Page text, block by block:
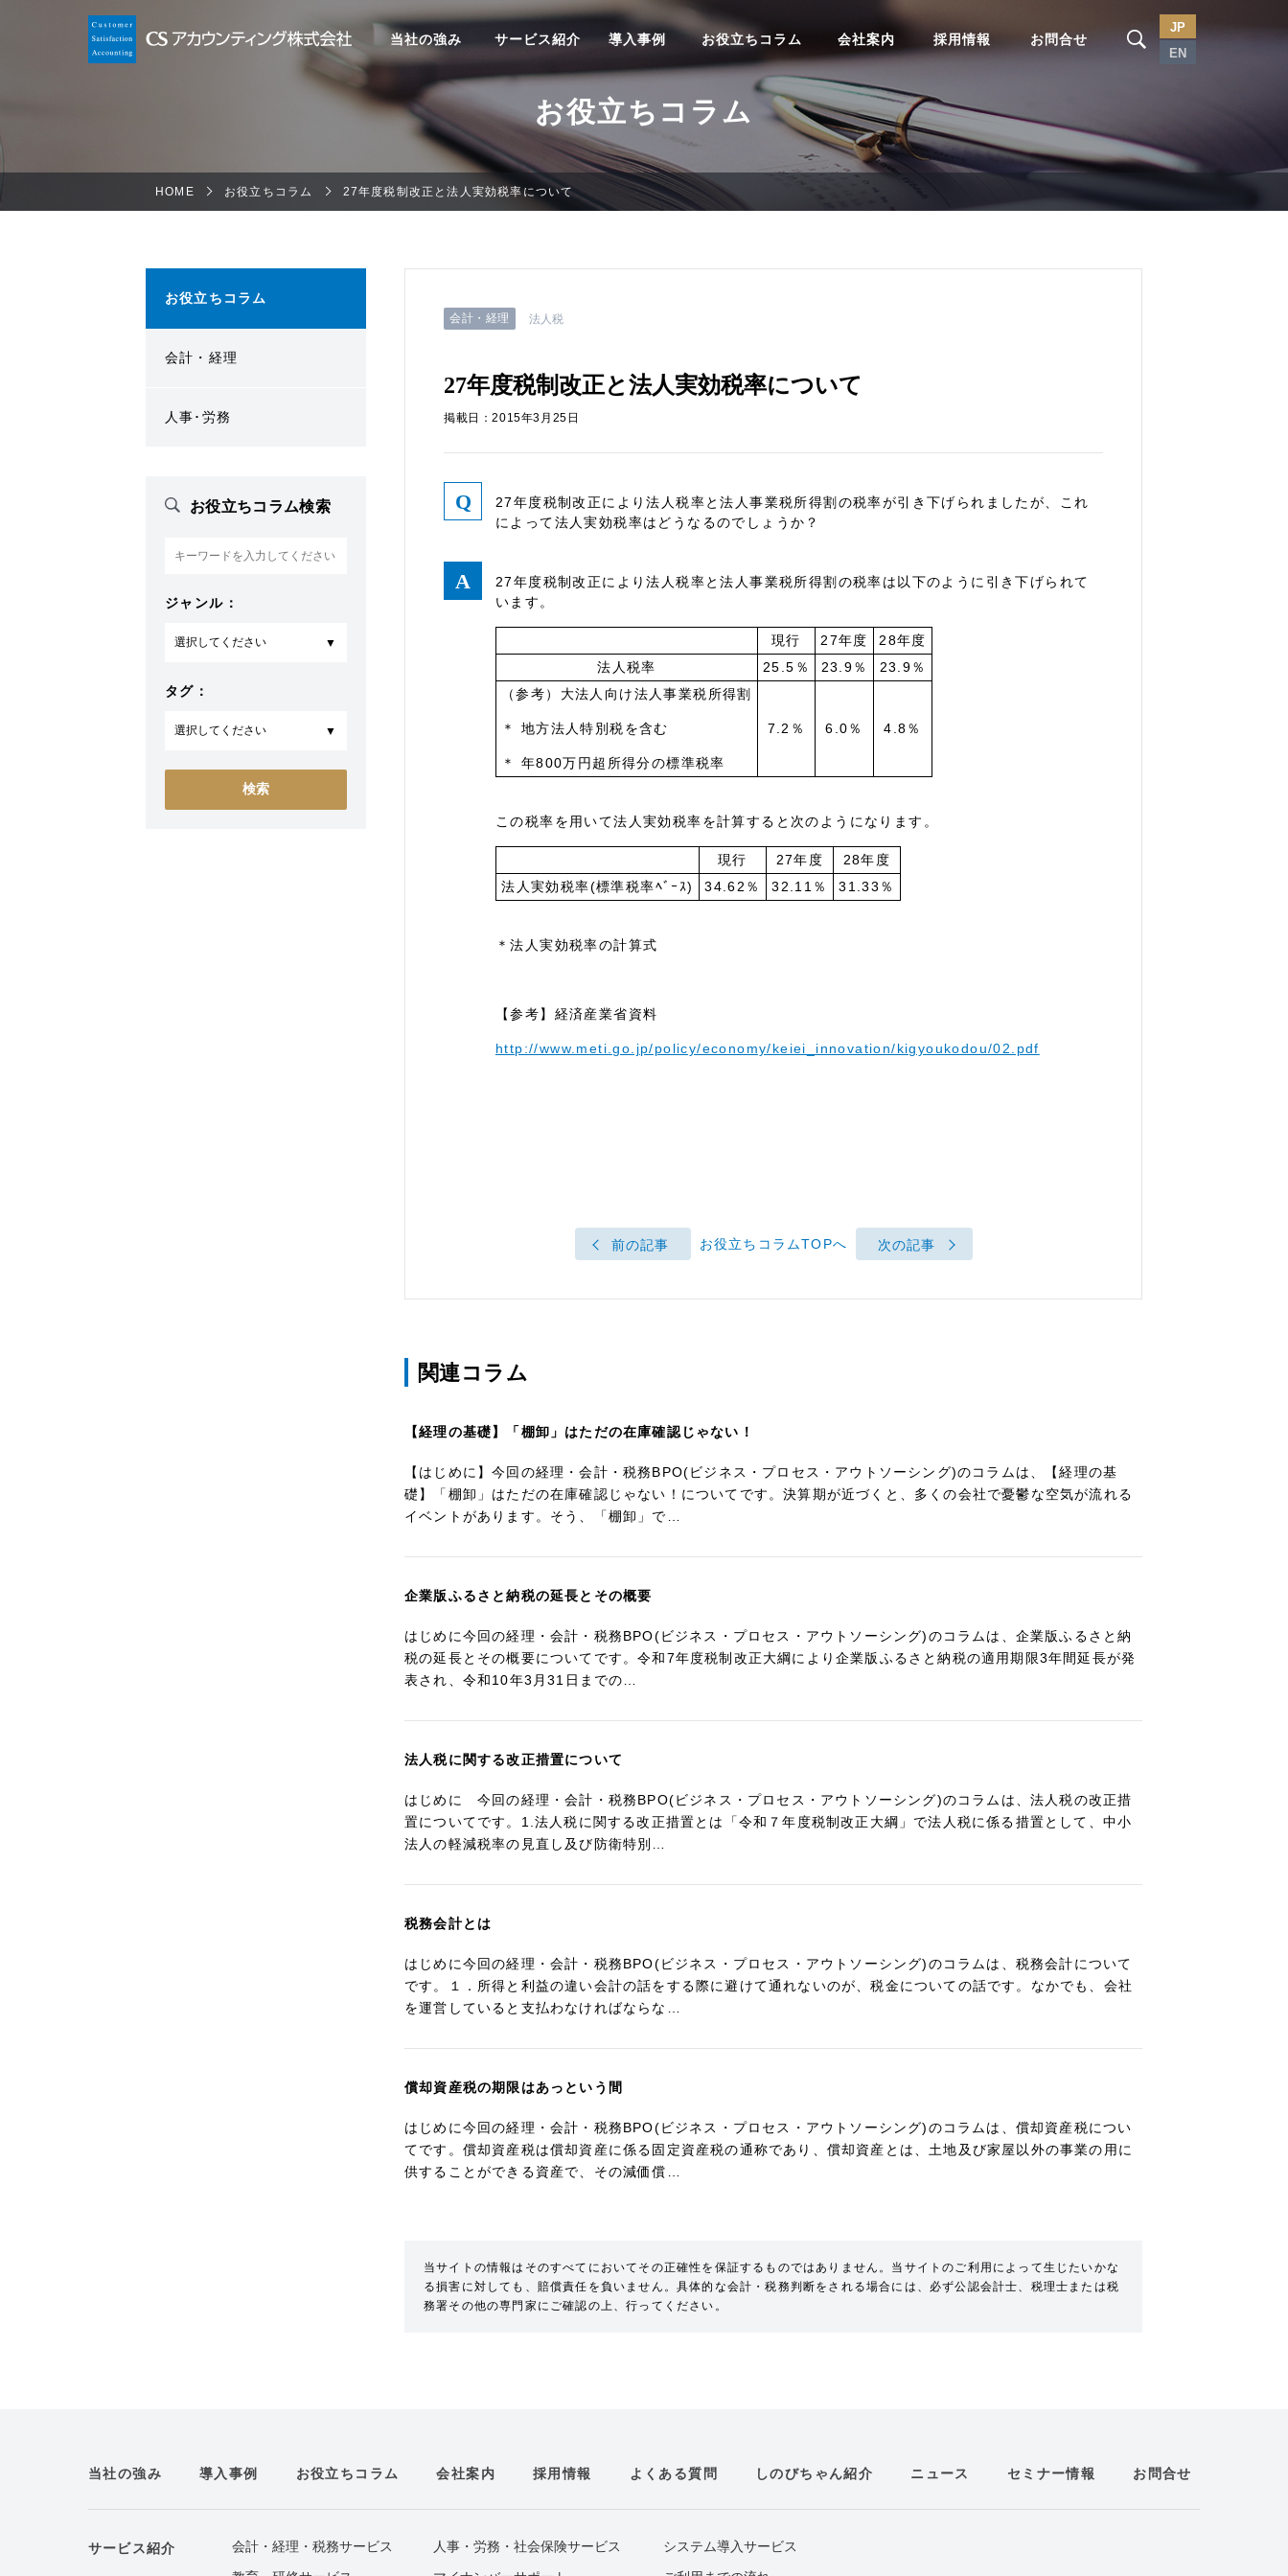
当社の強み サービス紹介 導入事例 お役立ちコラム 会社案内 採用情報 お問合せ
JP
EN
お役立ちコラム
HOME お役立ちコラム 27年度税制改正と法人実効税率について
お役立ちコラム
会計・経理
人事･労務
お役立ちコラム検索
ジャンル：
タグ：
会計・経理 法人税
27年度税制改正と法人実効税率について
掲載日：2015年3月25日
27年度税制改正により法人税率と法人事業税所得割の税率が引き下げられましたが、これ
によって法人実効税率はどうなるのでしょうか？
27年度税制改正により法人税率と法人事業税所得割の税率は以下のように引き下げられて
います。
現行 27年度
28年度
法人税率
25.5％ 23.9％
23.9％
（参考）大法人向け法人事業税所得割
＊ 地方法人特別税を含む
＊ 年800万円超所得分の標準税率
7.2％ 6.0％ 4.8％
この税率を用いて法人実効税率を計算すると次のようになります。
現行 27年度
28年度
法人実効税率(標準税率ﾍﾞｰｽ)
34.62％ 32.11％ 31.33％
＊法人実効税率の計算式
【参考】経済産業省資料
http://www.meti.go.jp/policy/economy/keiei_innovation/kigyoukodou/02.pdf
前の記事 お役立ちコラムTOPへ 次の記事
関連コラム
【経理の基礎】「棚卸」はただの在庫確認じゃない！
【はじめに】今回の経理・会計・税務BPO(ビジネス・プロセス・アウトソーシング)のコラムは、【経理の基
礎】「棚卸」はただの在庫確認じゃない！についてです。決算期が近づくと、多くの会社で憂鬱な空気が流れる
イベントがあります。そう、「棚卸」で…
企業版ふるさと納税の延長とその概要
はじめに今回の経理・会計・税務BPO(ビジネス・プロセス・アウトソーシング)のコラムは、企業版ふるさと納
税の延長とその概要についてです。令和7年度税制改正大綱により企業版ふるさと納税の適用期限3年間延長が発
表され、令和10年3月31日までの…
法人税に関する改正措置について
はじめに 今回の経理・会計・税務BPO(ビジネス・プロセス・アウトソーシング)のコラムは、法人税の改正措
置についてです。1.法人税に関する改正措置とは「令和７年度税制改正大綱」で法人税に係る措置として、中小
法人の軽減税率の見直し及び防衛特別…
税務会計とは
はじめに今回の経理・会計・税務BPO(ビジネス・プロセス・アウトソーシング)のコラムは、税務会計について
です。１．所得と利益の違い会計の話をする際に避けて通れないのが、税金についての話です。なかでも、会社
を運営していると支払わなければならな…
償却資産税の期限はあっという間
はじめに今回の経理・会計・税務BPO(ビジネス・プロセス・アウトソーシング)のコラムは、償却資産税につい
てです。償却資産税は償却資産に係る固定資産税の通称であり、償却資産とは、土地及び家屋以外の事業の用に
供することができる資産で、その減価償…
当サイトの情報はそのすべてにおいてその正確性を保証するものではありません。当サイトのご利用によって生じたいかな
る損害に対しても、賠償責任を負いません。具体的な会計・税務判断をされる場合には、必ず公認会計士、税理士または税
務署その他の専門家にご確認の上、行ってください。
当社の強み 導入事例 お役立ちコラム 会社案内 採用情報 よくある質問 しのびちゃん紹介 ニュース セミナー情報 お問合せ
サービス紹介 会計・経理・税務サービス 人事・労務・社会保険サービス
システム導入サービス